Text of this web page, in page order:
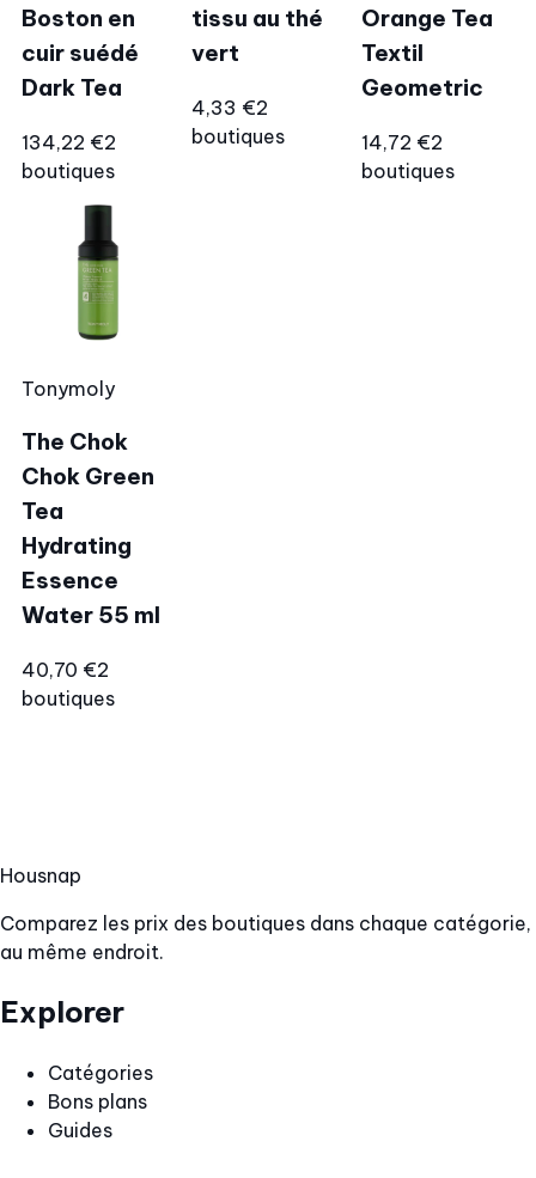
Boston en
cuir suédé
Dark Tea
134,22 €2
boutiques
tissu au thé
vert
4,33 €2
boutiques
Orange Tea
Textil
Geometric
14,72 €2
boutiques
Tonymoly
The Chok
Chok Green
Tea
Hydrating
Essence
Water 55 ml
40,70 €2
boutiques
Housnap
Comparez les prix des boutiques dans chaque catégorie,
au même endroit.
Explorer
Catégories
Bons plans
Guides